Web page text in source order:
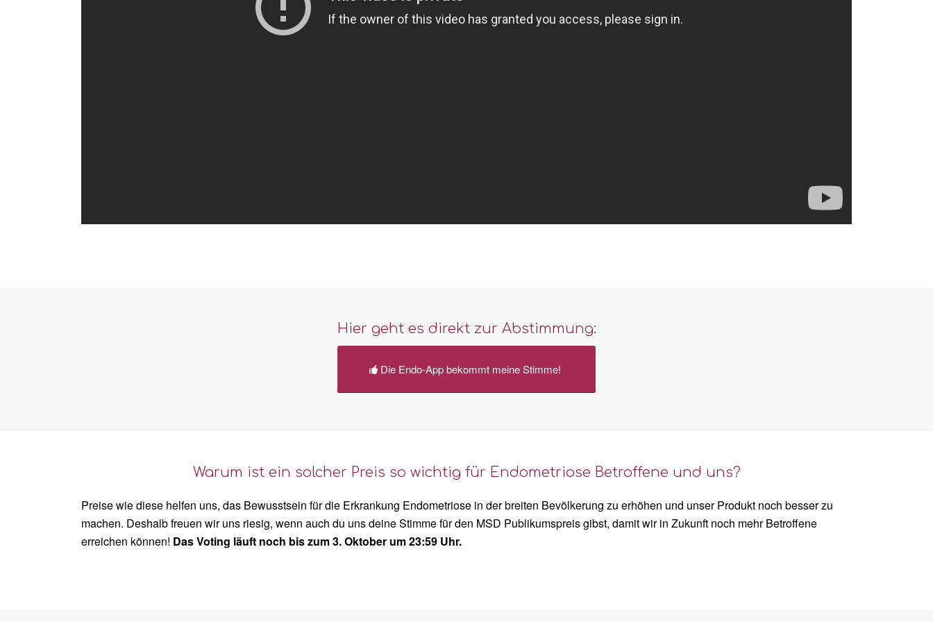
Hier geht es direkt zur Abstimmung:
Die Endo-App bekommt meine Stimme!
Warum ist ein solcher Preis so wichtig für Endometriose Betroffene und uns?
Preise wie diese helfen uns, das Bewusstsein für die Erkrankung Endometriose in der breiten Bevölkerung zu erhöhen und unser Produkt noch besser zu
machen. Deshalb freuen wir uns riesig, wenn auch du uns deine Stimme für den MSD Publikumspreis gibst, damit wir in Zukunft noch mehr Betroffene
erreichen können! Das Voting läuft noch bis zum 3. Oktober um 23:59 Uhr.